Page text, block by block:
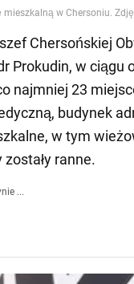
szef Chersońskiej
Prokudin, w ciągu
najmniej 23
budynek
w tym
ranne.
...